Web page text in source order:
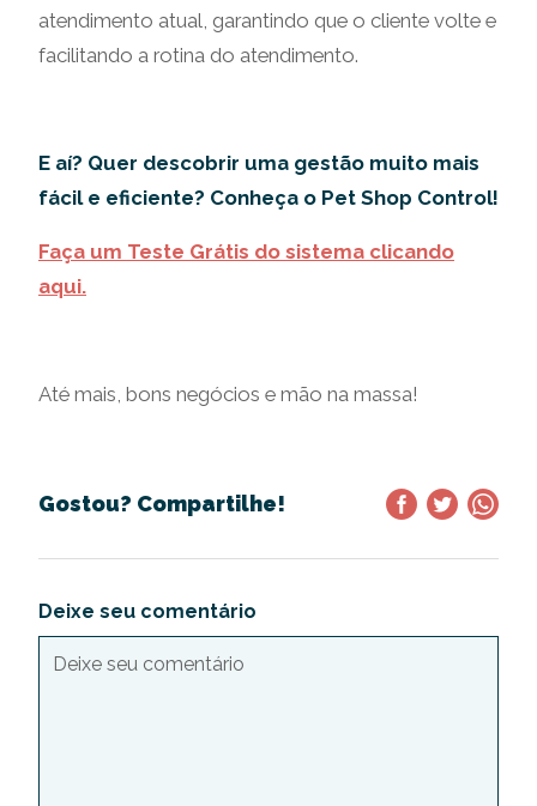
atendimento atual, garantindo que o cliente volte e
facilitando a rotina do atendimento.
E aí? Quer descobrir uma gestão muito mais
fácil e eficiente? Conheça o Pet Shop Control!
Faça um Teste Grátis do sistema clicando
aqui.
Até mais, bons negócios e mão na massa!
Gostou? Compartilhe!
Deixe seu comentário